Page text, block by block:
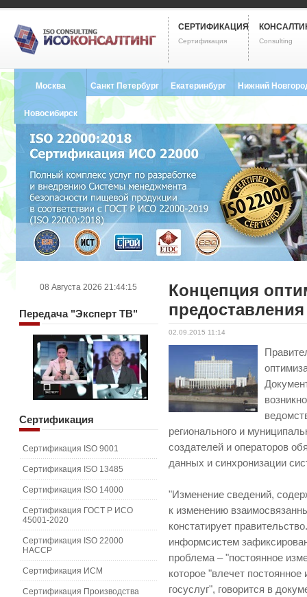
СЕРТИФИКАЦИЯ
Сертификация Consulting
Москва Санкт Петербург
8 (812) 748-2493
Екатеринбург
8 (343) 237-2593
Нижний
Новосибирск
8 (383) 227-8449
Концепция
предоставления
02.09.2015 11:14
регионального и
создателей и операторов
данных и синхронизации
"Изменение сведений,
к изменению
констатирует
информсистем
проблема – "постоянное
которое "влечет
госуслуг", говорится в
08 Августа 2026 21:44:15
Передача"Эксперт ТВ"
Сертификация
Сертификация ISO 9001
Сертификация ISO 13485
Сертификация ISO 14000
Сертификация ГОСТ Р ИСО
45001-2020
Сертификация ISO 22000
HACCP
Сертификация ИСМ
Сертификация Производства